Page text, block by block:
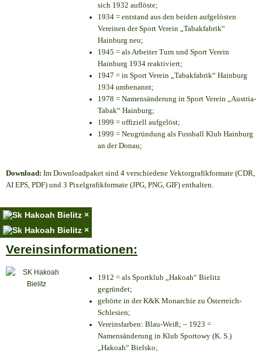
sich 1932 auflöste;
1934 = entstand aus den beiden aufgelösten
Vereinen der Sport Verein „Tabakfabrik“
Hainburg neu;
1945 = als Arbeiter Turn und Sport Verein
Hainburg 1934 reaktiviert;
1947 = in Sport Verein „Tabakfabrik“ Hainburg
1934 umbenannt;
1978 = Namensänderung in Sport Verein „Austria-
Tabak“ Hainburg;
1999 = offiziell aufgelöst;
1999 = Neugründung als Fussball Klub Hainburg
an der Donau;
Download: Im Downloadpaket sind 4 verschiedene Vektorgrafikformate (CDR,
AI EPS, PDF) und 3 Pixelgrafikformate (JPG, PNG, GIF) enthalten.
×
×
Vereinsinformationen:
1912 = als Sportklub „Hakoah“ Bielitz
gegründet;
gehörte in der K&K Monarchie zu Österreich-
Schlesien;
Vereinsfarben: Blau-Weiß; – 1923 =
Namensänderung in Klub Sportowy (K. S.)
„Hakoah“ Bielsko;